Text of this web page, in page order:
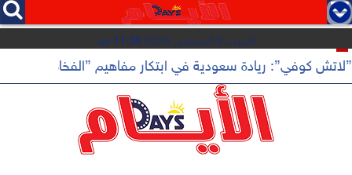
   
السبت 8 أغسطس 2026 11:36 صـ
”لاتش كوفي”: ريادة سعودية في ابتكار مفاهيم ”الفخامة